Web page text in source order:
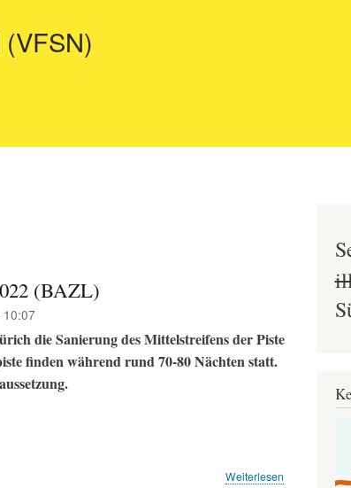
zum
Inhalt
(BAZL)
die Sanierung des Mittelstreifens der Piste
finden während rund 70-80 Nächten statt.
Weiterlesen